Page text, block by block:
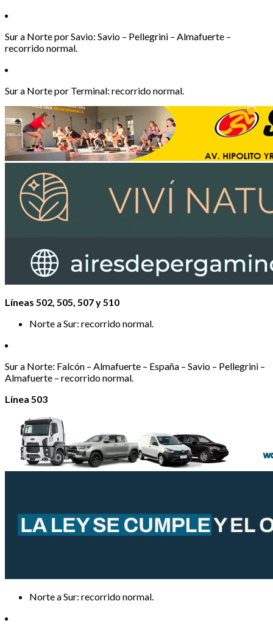
Sur a Norte por Savio: Savio – Pellegrini – Almafuerte –
recorrido normal.
Sur a Norte por Terminal: recorrido normal.
Líneas 502, 505, 507 y 510
Norte a Sur: recorrido normal.
Sur a Norte: Falcón – Almafuerte – España – Savio – Pellegrini –
Almafuerte – recorrido normal.
Línea 503
Norte a Sur: recorrido normal.